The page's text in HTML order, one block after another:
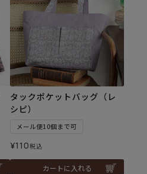
タックポケットバッグ（レ
シピ）
メール便10個まで可
¥110税込
カートに入れる